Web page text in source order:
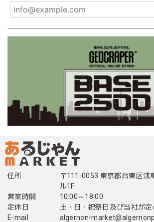
住所
〒111-0053 東京都台東区浅
ル1F
営業時間
10:00～18:00
定休日
土・日・祝祭日及び当社が定
E-mail
algernon-